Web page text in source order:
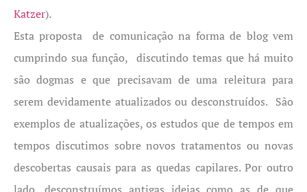
Katzer).
Esta proposta de comunicação na forma de blog vem
cumprindo sua função, discutindo temas que há muito
são dogmas e que precisavam de uma releitura para
serem devidamente atualizados ou desconstruídos. São
exemplos de atualizações, os estudos que de tempos em
tempos discutimos sobre novos tratamentos ou novas
descobertas causais para as quedas capilares. Por outro